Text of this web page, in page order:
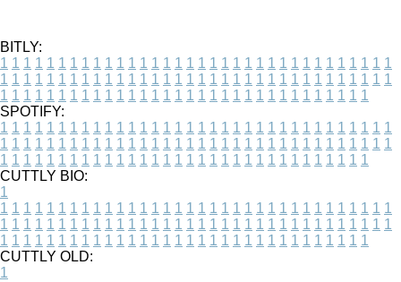
BITLY:
1 1 1 1 1 1 1 1 1 1 1 1 1 1 1 1 1 1 1 1 1 1 1 1 1 1 1 1 1 1 1 1 1 1
1 1 1 1 1 1 1 1 1 1 1 1 1 1 1 1 1 1 1 1 1 1 1 1 1 1 1 1 1 1 1 1 1 1
1 1 1 1 1 1 1 1 1 1 1 1 1 1 1 1 1 1 1 1 1 1 1 1 1 1 1 1 1 1 1 1
SPOTIFY:
1 1 1 1 1 1 1 1 1 1 1 1 1 1 1 1 1 1 1 1 1 1 1 1 1 1 1 1 1 1 1 1 1 1
1 1 1 1 1 1 1 1 1 1 1 1 1 1 1 1 1 1 1 1 1 1 1 1 1 1 1 1 1 1 1 1 1 1
1 1 1 1 1 1 1 1 1 1 1 1 1 1 1 1 1 1 1 1 1 1 1 1 1 1 1 1 1 1 1 1
CUTTLY BIO:
1
1 1 1 1 1 1 1 1 1 1 1 1 1 1 1 1 1 1 1 1 1 1 1 1 1 1 1 1 1 1 1 1 1 1
1 1 1 1 1 1 1 1 1 1 1 1 1 1 1 1 1 1 1 1 1 1 1 1 1 1 1 1 1 1 1 1 1 1
1 1 1 1 1 1 1 1 1 1 1 1 1 1 1 1 1 1 1 1 1 1 1 1 1 1 1 1 1 1 1 1
CUTTLY OLD:
1